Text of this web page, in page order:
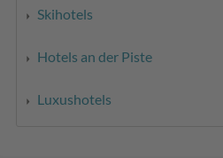
Skihotels
Hotels an der Piste
Luxushotels